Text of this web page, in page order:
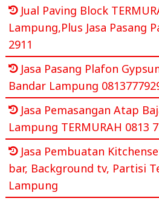
Jual Paving Block
Lampung,Plus Jasa Pasang
2911
Jasa Pasang Plafon
Bandar Lampung
Jasa Pemasangan Atap
Lampung TERMURAH 0813
Jasa Pembuatan
bar, Background tv, Partisi
Lampung